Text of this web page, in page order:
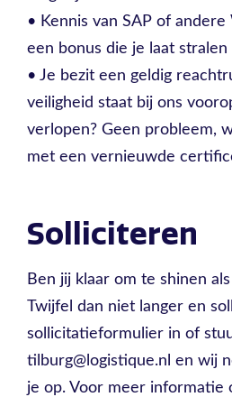
• Kennis van SAP of
een bonus die je laat stralen
• Je bezit een geldig
veiligheid staat bij ons
verlopen? Geen probleem,
met een vernieuwde
Solliciteren
Ben jij klaar om te shinen
Twijfel dan niet langer en
sollicitatieformulier in of
tilburg@logistique.nl en wij
je op. Voor meer informatie